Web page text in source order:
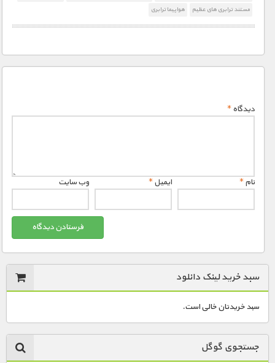
1900 تومان – دانلود قسمت 4 (افزودن به سبد خريد)
1900 تومان – دانلود قسمت 5 (افزودن به سبد خريد)
مستند ترابری های عظیم
هواپیما ترابری
دیدگاه*
نام* ایمیل* وب‌ سایت
سبد خرید لینک دانلود
سبد خریدتان خالی است.
جستجوی گوگل